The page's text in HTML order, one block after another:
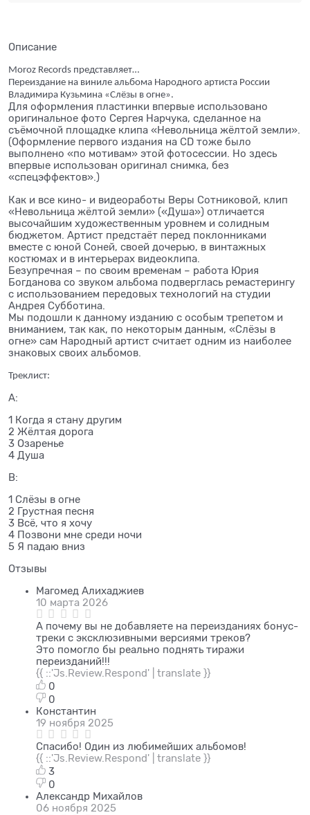
Описание
Moroz Records представляет…
Переиздание на виниле альбома Народного артиста России
Владимира Кузьмина «Слёзы в огне».
Для оформления пластинки впервые использовано
оригинальное фото Сергея Нарчука, сделанное на
съёмочной площадке клипа «Невольница жёлтой земли».
(Оформление первого издания на CD тоже было
выполнено «по мотивам» этой фотосессии. Но здесь
впервые использован оригинал снимка, без
«спецэффектов».)
Как и все кино- и видеоработы Веры Сотниковой, клип
«Невольница жёлтой земли» («Душа») отличается
высочайшим художественным уровнем и солидным
бюджетом. Артист предстаёт перед поклонниками
вместе с юной Соней, своей дочерью, в винтажных
костюмах и в интерьерах видеоклипа.
Безупречная – по своим временам – работа Юрия
Богданова со звуком альбома подверглась ремастерингу
с использованием передовых технологий на студии
Андрея Субботина.
Мы подошли к данному изданию с особым трепетом и
вниманием, так как, по некоторым данным, «Слёзы в
огне» сам Народный артист считает одним из наиболее
знаковых своих альбомов.
Треклист:
A:
1 Когда я стану другим
2 Жёлтая дорога
3 Озаренье
4 Душа
B:
1 Слёзы в огне
2 Грустная песня
3 Всё, что я хочу
4 Позвони мне среди ночи
5 Я падаю вниз
Отзывы
Магомед Алихаджиев
10 марта 2026
А почему вы не добавляете на переизданиях бонус-
треки с эксклюзивными версиями треков?
Это помогло бы реально поднять тиражи
переизданий!!!
{{ ::'Js.Review.Respond' | translate }}
0
0
Константин
19 ноября 2025
Спасибо! Один из любимейших альбомов!
{{ ::'Js.Review.Respond' | translate }}
3
0
Александр Михайлов
06 ноября 2025